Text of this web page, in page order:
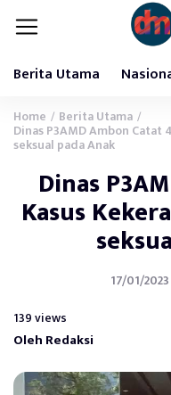
Berita Utama
Home / Berita Utama /
Dinas P3AMD Ambon Catat
seksual pada Anak
Dinas
Kasus
17/01/
139 views
Oleh Redaksi